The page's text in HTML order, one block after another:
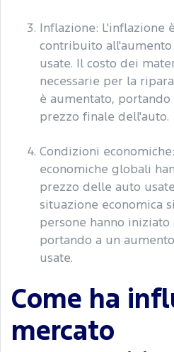
Inflazione: L'inflazione
contribuito
usate. Il costo dei
necessarie per la
è aumentato,
prezzo finale dell'auto.
Condizioni
economiche globali
prezzo delle auto
situazione economica
persone hanno
portando a un
usate.
Come ha
mercato